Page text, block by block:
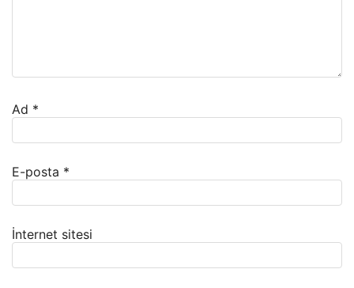
Ad *
E-posta *
İnternet sitesi